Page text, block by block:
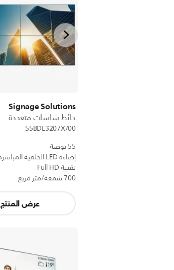
Signage Solutions
حائط شاشات متعددة
55BDL3207X/00
55 بوصة
إضاءة LED الخلفية المباشرة
تقنية Full HD
700 شمعة/متر مربع
عرض المنتج